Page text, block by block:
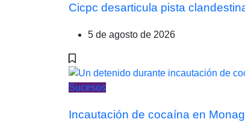
Cicpc desarticula pista
5 de agosto de 2026
Sucesos
Incautación de cocaína en